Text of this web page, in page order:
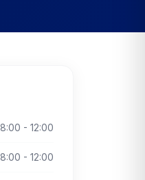
- 12:00
- 12:00